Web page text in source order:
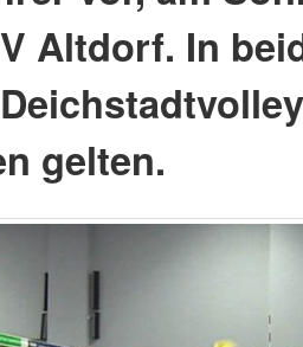
Altdorf. In
gelten.